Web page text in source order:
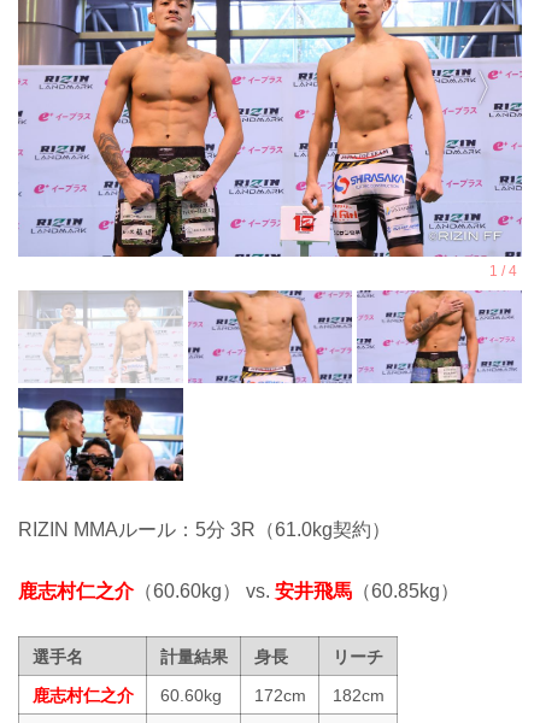
RIZIN MMAルール：5分 3R（61.0kg契約）
鹿志村仁之介（60.60kg） vs. 安井飛馬 （60.85kg）
選手名 計量結果 身長
リーチ
鹿志村仁之介
60.60kg 172cm
182cm